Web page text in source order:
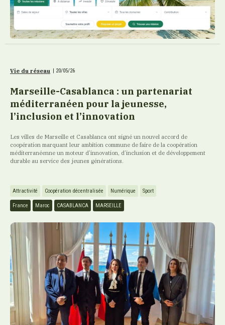
Vie du réseau | 20/05/26
Marseille-Casablanca : un partenariat
méditerranéen pour la jeunesse,
l’inclusion et l’innovation
Les villes de Marseille et Casablanca ont signé un nouvel accord de
coopération marquant leur ambition commune de faire de la coopération
méditerranéenne un moteur d’innovation, d’inclusion et de développement
durable au service des jeunes générations.
Attractivité Coopération décentralisée Numérique Sport
France Maroc CASABLANCA MARSEILLE